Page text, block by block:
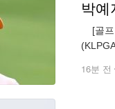
박예
[골프
16분 전